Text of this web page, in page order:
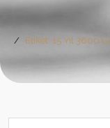
Etiket: 15 Yıl 3600